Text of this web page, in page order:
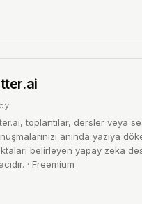
oy
toplantılar, dersler veya
anında yazıya
belirleyen yapay zeka
· Freemium